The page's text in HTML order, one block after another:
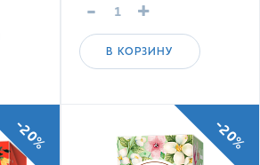
- +
В КОРЗИНУ
-20% -20%